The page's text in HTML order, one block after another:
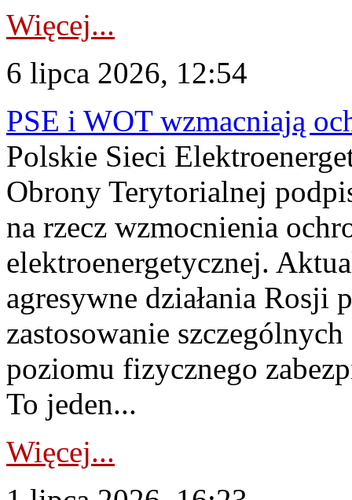
Więcej...
6 lipca 2026, 12:54
PSE i WOT wzmacniają
Polskie Sieci
Obrony Terytorialnej
na rzecz wzmocnienia
elektroenergetycznej.
agresywne działania Rosji
zastosowanie
poziomu fizycznego
To jeden...
Więcej...